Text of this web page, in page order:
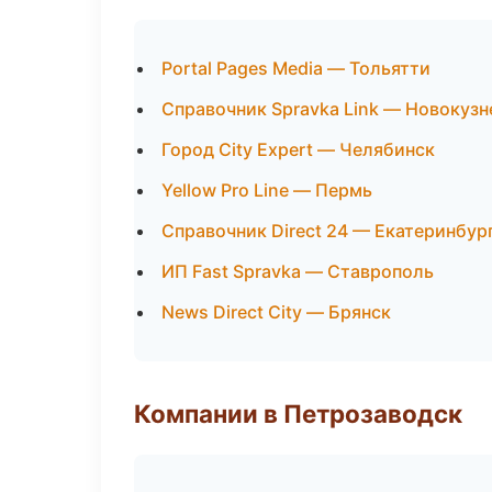
Portal Pages Media — Тольятти
Справочник Spravka Link —
Город City Expert — Челябинск
Yellow Pro Line — Пермь
Справочник Direct 24 —
ИП Fast Spravka — Ставрополь
News Direct City — Брянск
Компании в Петрозаводск